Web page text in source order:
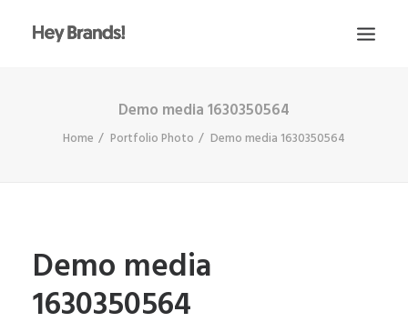
CONÓCENOS
ESCRÍBENOS
Demo media 1630350564
Home Portfolio Photo Demo media 1630350564
Demo media
1630350564